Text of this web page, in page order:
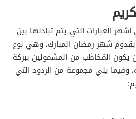
العبارات التي يتم تبادلها بين
شهر رمضان المبارك، وهي نوع
يكون المُخاطَب من المشمولين ببركة
وفيما يلي مجموعة من الردود التي